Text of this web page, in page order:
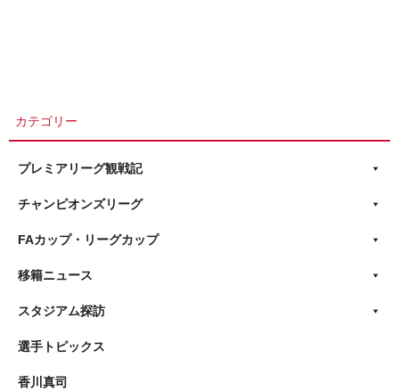
カテゴリー
プレミアリーグ観戦記
チャンピオンズリーグ
FAカップ・リーグカップ
移籍ニュース
スタジアム探訪
選手トピックス
香川真司